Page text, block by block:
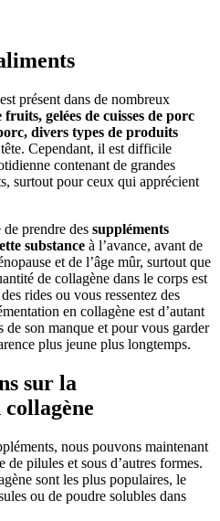
présent dans de nombreux
fruits, gelées de cuisses de porc
divers types de produits
Cependant, il est difficile
contenant de grandes
surtout pour ceux qui apprécient
prendre des suppléments
substance à l’avance, avant de
et de l’âge mûr, surtout que
de collagène dans le corps est
rides ou vous ressentez des
en collagène est d’autant
son manque et pour vous garder
plus jeune plus longtemps.
sur la
nous pouvons maintenant
pilules et sous d’autres formes.
sont les plus populaires, le
ou de poudre solubles dans